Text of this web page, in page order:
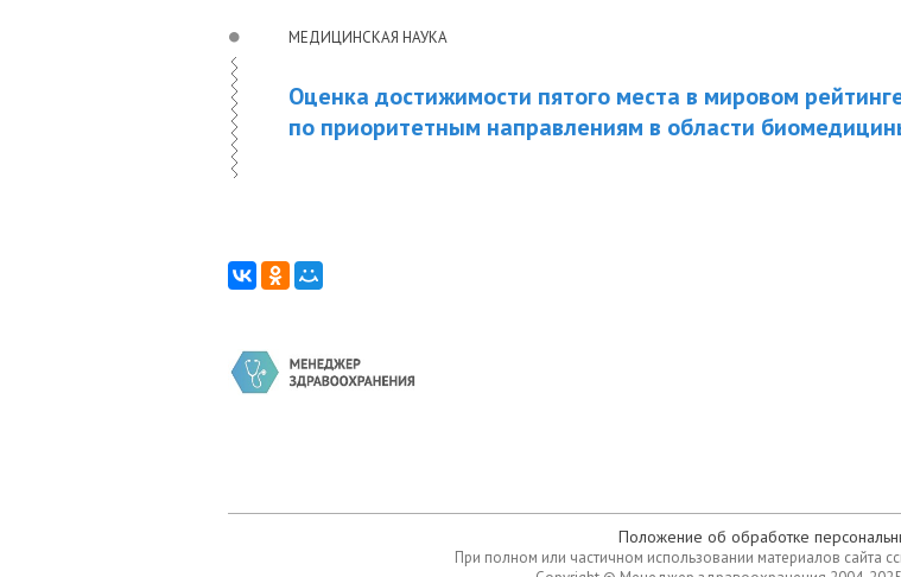
МЕДИЦИНСКАЯ НАУКА
Оценка достижимости пятого места в мировом
по приоритетным направлениям в области
Положение об обработке
При полном или частичном использовании материалов сайта